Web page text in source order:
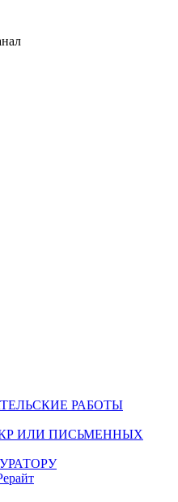
РАБОТЫ
ИЛИ ПИСЬМЕННЫХ